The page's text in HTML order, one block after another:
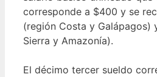
corresponde a $400 y se
(región Costa y Galápagos)
Sierra y Amazonía).
El décimo tercer sueldo